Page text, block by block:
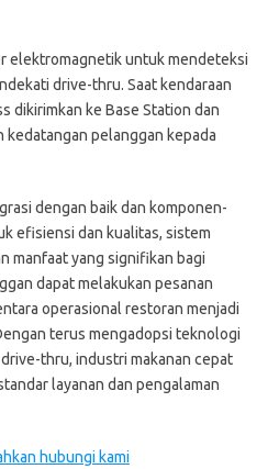
elektromagnetik untuk mendeteksi
drive-thru. Saat kendaraan
dikirimkan ke Base Station dan
pelanggan kepada
dengan baik dan komponen-
efisiensi dan kualitas, sistem
manfaat yang signifikan bagi
dapat melakukan pesanan
operasional restoran menjadi
terus mengadopsi teknologi
thru, industri makanan cepat
layanan dan pengalaman
hubungi kami